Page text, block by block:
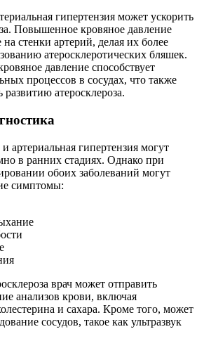
гипертензия может ускорить
Повышенное кровяное давление
стенки артерий, делая их более
атеросклеротических бляшек.
давление способствует
процессов в сосудах, что также
атеросклероза.
артериальная гипертензия могут
в ранних стадиях. Однако при
обоих заболеваний могут
симптомы:
врач может отправить
анализов крови, включая
и сахара. Кроме того, может
сосудов, такое как ультразвук